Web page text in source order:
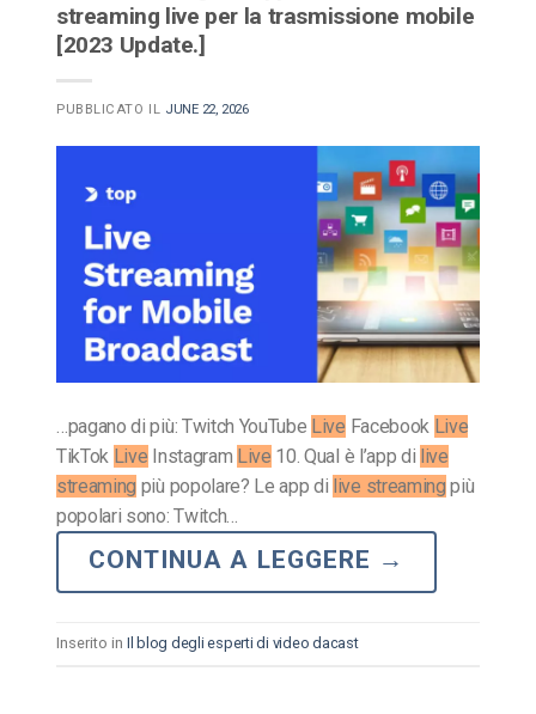
streaming live per la trasmissione mobile
[2023 Update.]
PUBBLICATO IL JUNE 22, 2026
…pagano di più: Twitch YouTube Live Facebook Live
TikTok Live Instagram Live 10. Qual è l’app di live
streaming più popolare? Le app di live streaming più
popolari sono: Twitch…
CONTINUA A LEGGERE →
Inserito in Il blog degli esperti di video dacast